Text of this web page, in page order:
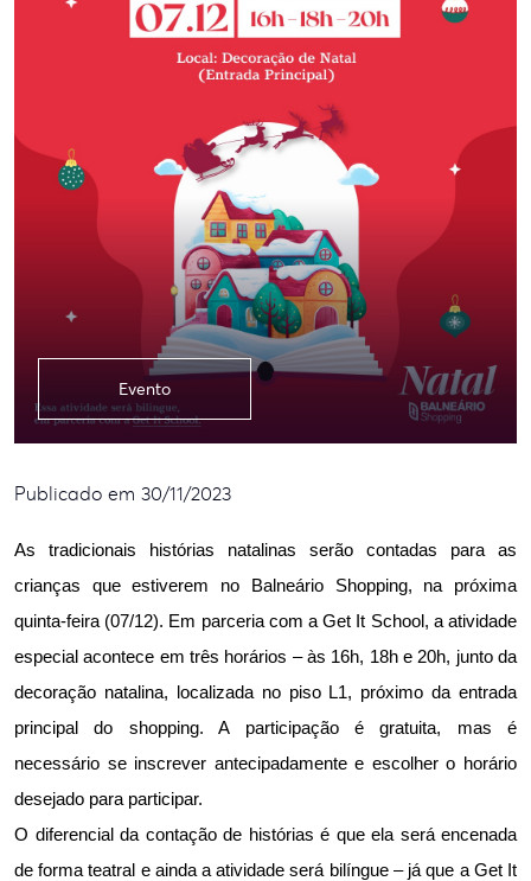
Evento
Publicado em 30/11/2023
As tradicionais histórias natalinas serão contadas para as
crianças que estiverem no Balneário Shopping, na próxima
quinta-feira (07/12). Em parceria com a Get It School, a atividade
especial acontece em três horários – às 16h, 18h e 20h, junto da
decoração natalina, localizada no piso L1, próximo da entrada
principal do shopping. A participação é gratuita, mas é
necessário se inscrever antecipadamente e escolher o horário
desejado para participar.
O diferencial da contação de histórias é que ela será encenada
de forma teatral e ainda a atividade será bilíngue – já que a Get It